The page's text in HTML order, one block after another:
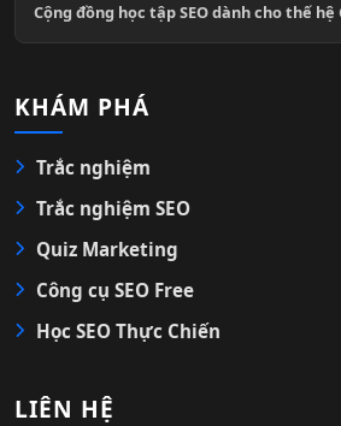
Cộng đồng học tập SEO dành cho thế hệ
KHÁM PHÁ
Trắc nghiệm
Trắc nghiệm SEO
Quiz Marketing
Công cụ SEO Free
Học SEO Thực Chiến
LIÊN HỆ